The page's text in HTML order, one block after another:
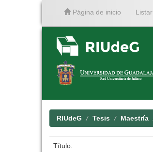
Página de inicio Listar
RIUdeG Tesis Maestría
Título: